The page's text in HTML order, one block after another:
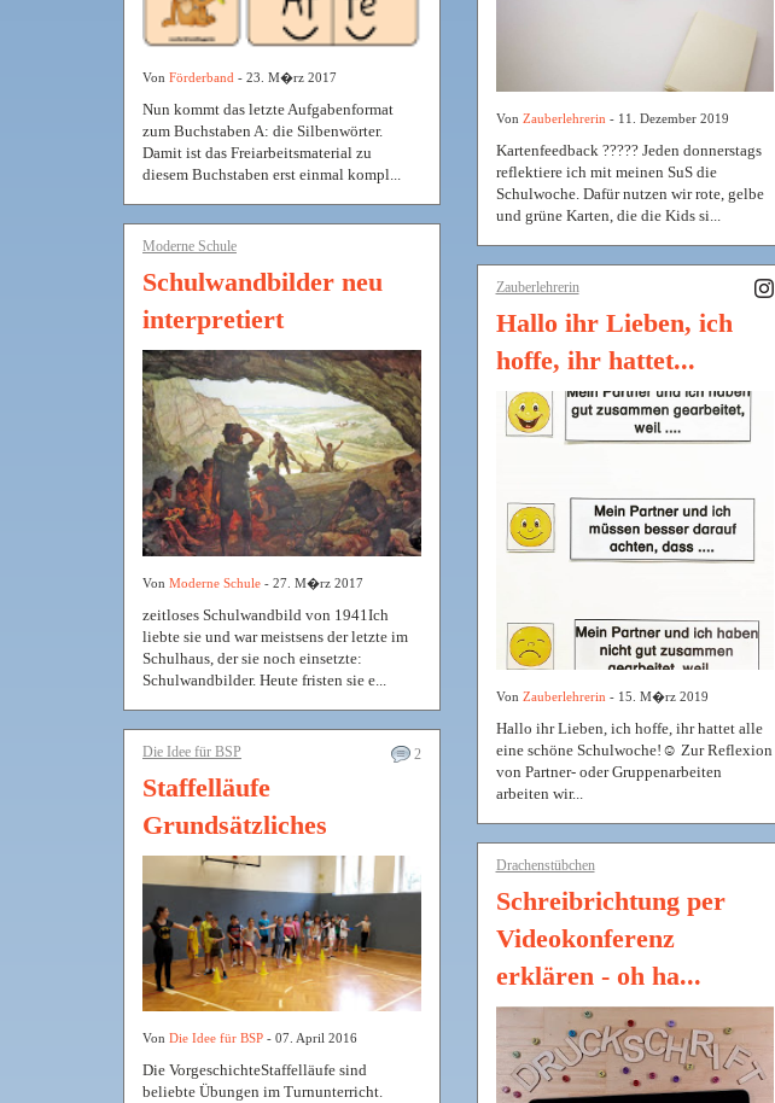
Von Förderband - 23. M�rz 2017
Nun kommt das letzte Aufgabenformat
zum Buchstaben A: die Silbenwörter.
Damit ist das Freiarbeitsmaterial zu
diesem Buchstaben erst einmal kompl...
Moderne Schule
Schulwandbilder neu
interpretiert
Von Moderne Schule - 27. M�rz 2017
zeitloses Schulwandbild von 1941Ich
liebte sie und war meistsens der letzte im
Schulhaus, der sie noch einsetzte:
Schulwandbilder. Heute fristen sie e...
2
Die Idee für BSP
Staffelläufe
Grundsätzliches
Von Die Idee für BSP - 07. April 2016
Die VorgeschichteStaffelläufe sind
beliebte Übungen im Turnunterricht.
Von Zauberlehrerin - 11. Dezember 2019
Kartenfeedback ????? Jeden donnerstags
reflektiere ich mit meinen SuS die
Schulwoche. Dafür nutzen wir rote, gelbe
und grüne Karten, die die Kids si...
Zauberlehrerin
Hallo ihr Lieben, ich
hoffe, ihr hattet...
Von Zauberlehrerin - 15. M�rz 2019
Hallo ihr Lieben, ich hoffe, ihr hattet alle
eine schöne Schulwoche!☺️ Zur Reflexion
von Partner- oder Gruppenarbeiten
arbeiten wir...
Drachenstübchen
Schreibrichtung per
Videokonferenz
erklären - oh ha...